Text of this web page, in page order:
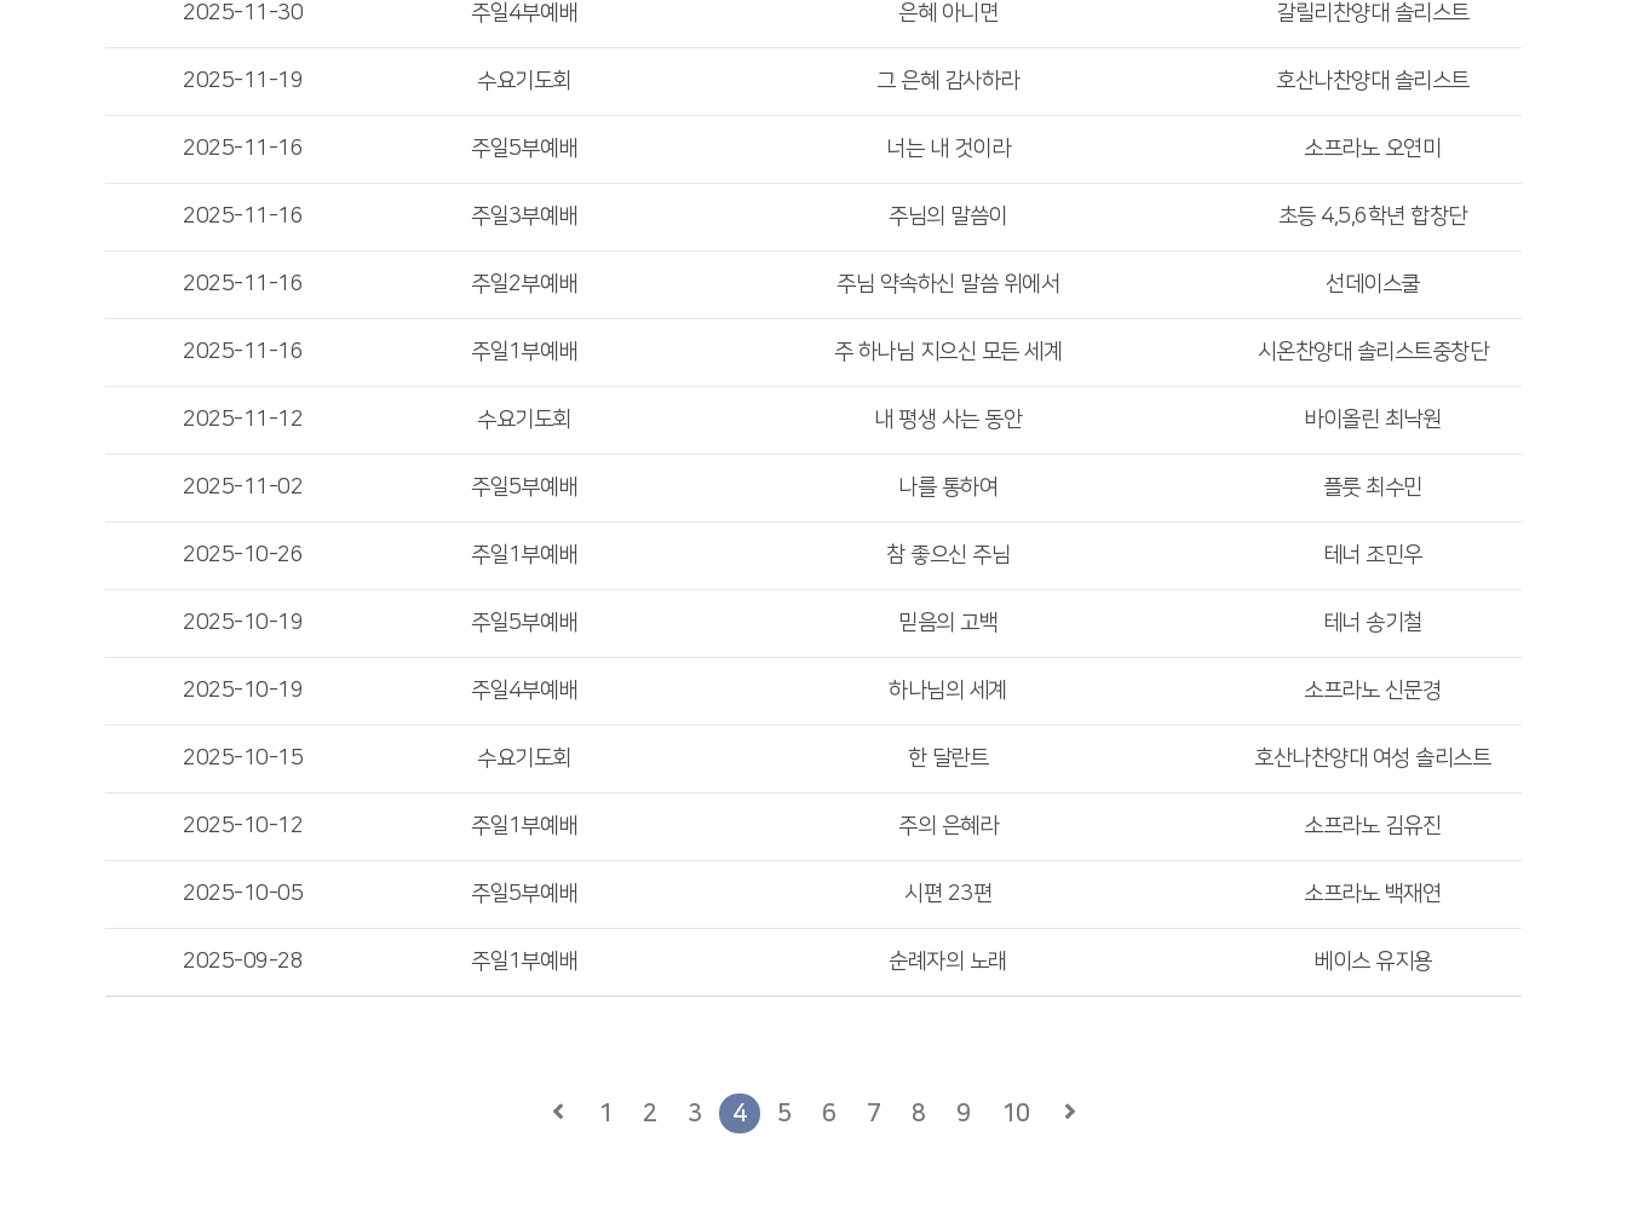
2025-11-30 주일4부예배 은혜 아니면 갈릴리찬양대 솔리스트
2025-11-19 수요기도회 그 은혜 감사하라 호산나찬양대 솔리스트
2025-11-16 주일5부예배 너는 내 것이라 소프라노 오연미
2025-11-16 주일3부예배 주님의 말씀이 초등 4,5,6학년 합창단
2025-11-16 주일2부예배 주님 약속하신 말씀 위에서 선데이스쿨
2025-11-16 주일1부예배 주 하나님 지으신 모든 세계 시온찬양대 솔리스트중창단
2025-11-12 수요기도회 내 평생 사는 동안 바이올린 최낙원
2025-11-02 주일5부예배 나를 통하여 플룻 최수민
2025-10-26 주일1부예배 참 좋으신 주님 테너 조민우
2025-10-19 주일5부예배 믿음의 고백 테너 송기철
2025-10-19 주일4부예배 하나님의 세계 소프라노 신문경
2025-10-15 수요기도회 한 달란트 호산나찬양대 여성 솔리스트
2025-10-12 주일1부예배 주의 은혜라 소프라노 김유진
2025-10-05 주일5부예배 시편 23편 소프라노 백재연
2025-09-28 주일1부예배 순례자의 노래 베이스 유지용
1 2 3 4 5 6 7 8 9 10